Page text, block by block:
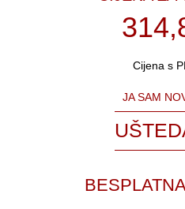
Cijena s
JA SAM